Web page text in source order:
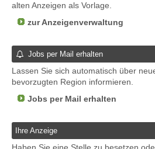
alten Anzeigen als Vorlage.
zur Anzeigenverwaltung
Jobs per Mail erhalten
Lassen Sie sich automatisch über
bevorzugten Region informieren.
Jobs per Mail erhalten
Ihre Anzeige